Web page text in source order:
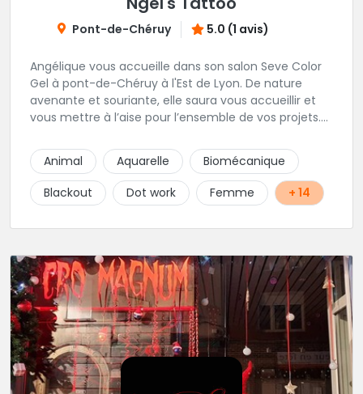
Pont-de-Chéruy 5.0 (1 avis)
Angélique vous accueille dans son salon Seve Color
Gel à pont-de-Chéruy à l'Est de Lyon. De nature
avenante et souriante, elle saura vous accueillir et
vous mettre à l’aise pour l’ensemble de vos projets.
tatouages allant des calligraphies, motifs floraux au
réalisme.
Animal Aquarelle
Biomécanique
Blackout
Dot work Femme + 14